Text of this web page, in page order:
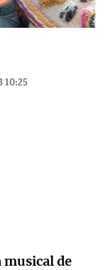
10:25
musical de